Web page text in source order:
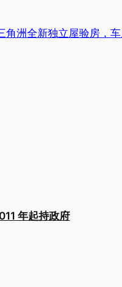
角洲全新独立屋验房，
年起持政府